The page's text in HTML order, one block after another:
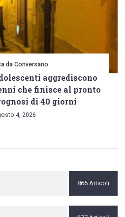
da Conversano
aggrediscono
che finisce al pronto
di 40 giorni
4, 2026
866 Articoli